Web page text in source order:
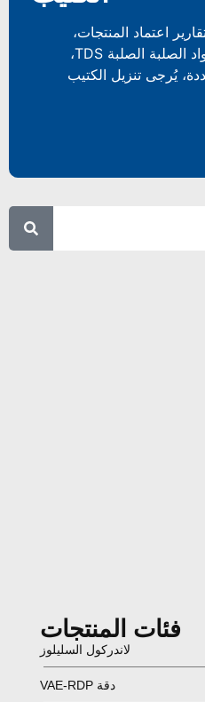
اعتماد المنتجات،
وتحليل الجودة، ومقياس المواد الصلبة الصلبة TDS،
يُرجى تنزيل الكتيب
فئات المنتجات
لاندركول السليلوز
دقة VAE-RDP